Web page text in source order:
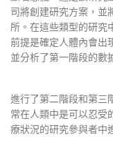
司將創建研究方案，並
所。在這些類型的研究
前提是確定人體內會出
並分析了第一階段的數
進行了第二階段和第三
常在人類中是可以忍受
療狀況的研究參與者中